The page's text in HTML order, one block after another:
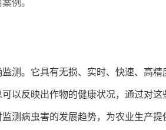
例。
测。它具有无损、实时、快速、高
以反映出作物的健康状况，通过对
测病虫害的发展趋势，为农业生产